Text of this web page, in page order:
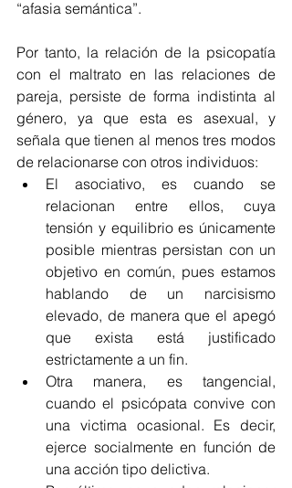
“afasia semántica”.
Por tanto, la relación de la psicopatía
con el maltrato en las relaciones de
pareja, persiste de forma indistinta al
género, ya que esta es asexual, y
señala que tienen al menos tres modos
de relacionarse con otros individuos:
El asociativo, es cuando se
relacionan entre ellos, cuya
tensión y equilibrio es únicamente
posible mientras persistan con un
objetivo en común, pues estamos
hablando de un narcisismo
elevado, de manera que el apegó
que exista está justificado
estrictamente a un fin.
Otra manera, es tangencial,
cuando el psicópata convive con
una victima ocasional. Es decir,
ejerce socialmente en función de
una acción tipo delictiva.